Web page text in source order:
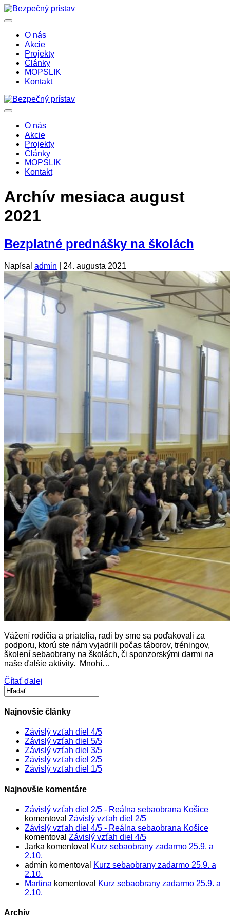
O nás
Akcie
Projekty
Články
MOPSLIK
Kontakt
O nás
Akcie
Projekty
Články
MOPSLIK
Kontakt
Archív mesiaca august
2021
Bezplatné prednášky na školách
Napísal admin 24. augusta 2021
Vážení rodičia a priatelia, radi by sme sa poďakovali za
podporu, ktorú ste nám vyjadrili počas táborov, tréningov,
školení sebaobrany na školách, či sponzorskými darmi na
naše ďalšie aktivity. Mnohí…
Čítať ďalej
Najnovšie články
Závislý vzťah diel 4/5
Závislý vzťah diel 5/5
Závislý vzťah diel 3/5
Závislý vzťah diel 2/5
Závislý vzťah diel 1/5
Najnovšie komentáre
Závislý vzťah diel 2/5 - Reálna sebaobrana Košice
komentoval Závislý vzťah diel 2/5
Závislý vzťah diel 4/5 - Reálna sebaobrana Košice
komentoval Závislý vzťah diel 4/5
Jarka komentoval
Kurz sebaobrany zadarmo 25.9. a
2.10.
admin komentoval
Kurz sebaobrany zadarmo 25.9. a
2.10.
Martina komentoval
Kurz sebaobrany zadarmo 25.9. a
2.10.
Archív